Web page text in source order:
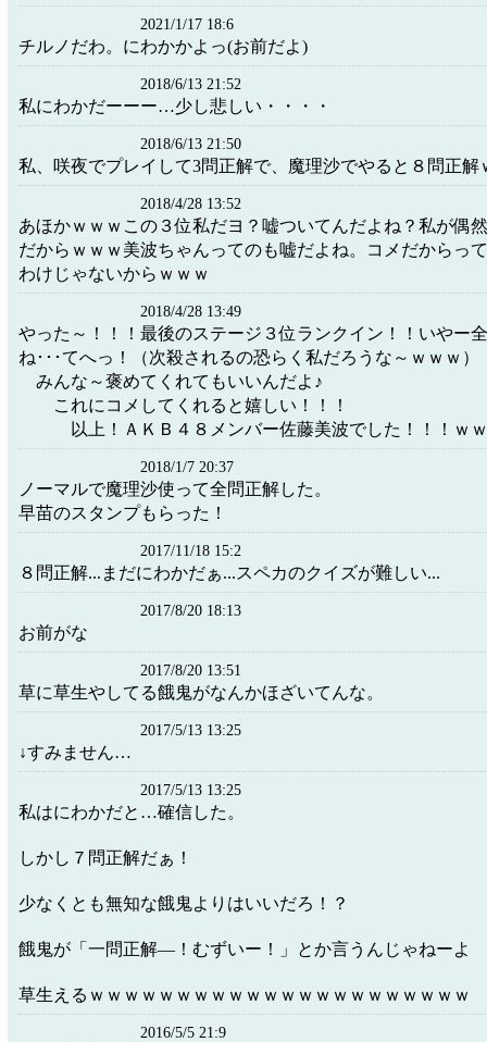
2021/1/17 18:6
チルノだわ。にわかかよっ(お前だよ)
2018/6/13 21:52
私にわかだーーー…少し悲しい・・・・
2018/6/13 21:50
私、咲夜でプレイして3問正解で、魔理沙でやると８問正解
2018/4/28 13:52
あほかｗｗｗこの３位私だヨ？嘘ついてんだよね？私が偶
だからｗｗｗ美波ちゃんってのも嘘だよね。コメだからっ
わけじゃないからｗｗｗ
2018/4/28 13:49
やった～！！！最後のステージ３位ランクイン！！いやー
ね･･･てへっ！（次殺されるの恐らく私だろう
みんな～褒めてくれてもいい
これにコメしてくれると嬉し
以上！ＡＫＢ４８メンバー佐藤美波でした！！！ｗ
2018/1/7 20:37
ノーマルで魔理沙使って全問正解した。
早苗のスタンプもらった！
2017/11/18 15:2
８問正解...まだにわかだぁ...スペカのクイズが難しい...
2017/8/20 18:13
お前がな
2017/8/20 13:51
草に草生やしてる餓鬼がなんかほざいてんな。
2017/5/13 13:25
↓すみません…
2017/5/13 13:25
私はにわかだと…確信した。
しかし７問正解だぁ！
少なくとも無知な餓鬼よりはいいだろ！？
餓鬼が「一問正解―！むずいー！」とか言うんじゃねーよ
草生えるｗｗｗｗｗｗｗｗｗｗｗｗｗｗｗｗｗｗｗｗｗｗ
2016/5/5 21:9